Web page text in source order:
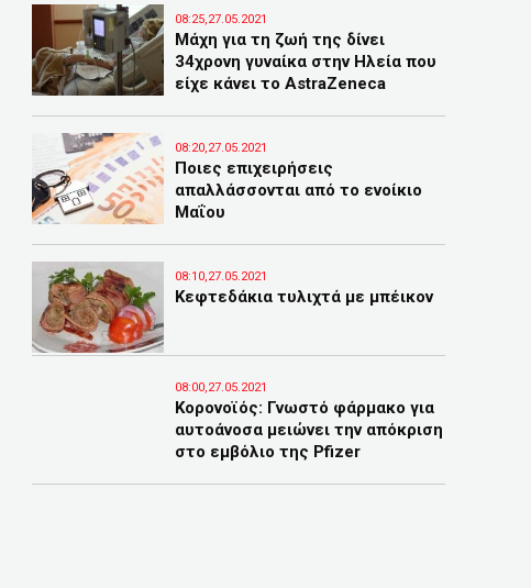
08:25,27.05.2021
Μάχη για τη ζωή της δίνει
34χρονη γυναίκα στην Ηλεία που
είχε κάνει το AstraZeneca
08:20,27.05.2021
Ποιες επιχειρήσεις
απαλλάσσονται από το ενοίκιο
Μαΐου
08:10,27.05.2021
Κεφτεδάκια τυλιχτά με μπέικον
08:00,27.05.2021
Κορονοϊός: Γνωστό φάρμακο για
αυτοάνοσα μειώνει την απόκριση
στο εμβόλιο της Pfizer